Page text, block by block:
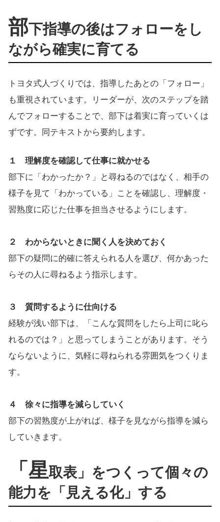
部下指導の後はフォローをし
ながら確実に育てる
トヨタ式人づくりでは、指導したあとの「フォロー」
も重視されています。リーダーが、次のステップを踏
んでフォローすることで、部下は着実に育っていくは
ずです。同テキストから要約します。
１ 理解度を確認して仕事に就かせる
部下に「わかったか？」と尋ねるのではなく、相手の
様子を見て「わかっている」ことを確認し、理解度・
習熟度に応じた仕事を担当させるようにします。
２ わからないときに聞く人を決めておく
部下の疑問に的確に答えられる人を選び、何かあった
らその人に尋ねるよう指示します。
３ 質問するように仕向ける
経験が浅い部下は、「こんな質問をしたら上司に叱ら
れるのでは？」と思ってしまうことがあります。そう
ならないように、気軽に尋ねられる雰囲気をつくりま
す。
４ 徐々に指導を減らしていく
部下の習熟度が上がれば、様子を見ながら指導を減ら
していきます。
「星取表」をつくって個々の
能力を「見える化」する